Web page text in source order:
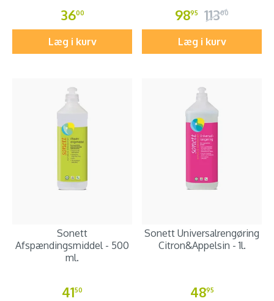
3600
Læg i kurv
9895 11300
Læg i kurv
Sonett
Afspændingsmiddel - 500
ml.
4150
Sonett Universalrengøring
Citron&Appelsin - 1l.
4895